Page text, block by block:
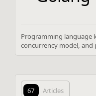
Programming language
concurrency model, and
67 Articles